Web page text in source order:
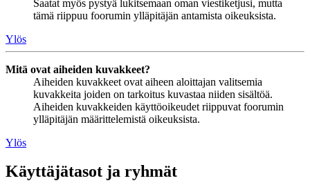
Saatat myös pystyä lukitsemaan oman viestiketjusi, mutta
tämä riippuu foorumin ylläpitäjän antamista oikeuksista.
Ylös
Mitä ovat aiheiden kuvakkeet?
Aiheiden kuvakkeet ovat aiheen aloittajan valitsemia
kuvakkeita joiden on tarkoitus kuvastaa niiden sisältöä.
Aiheiden kuvakkeiden käyttöoikeudet riippuvat foorumin
ylläpitäjän määrittelemistä oikeuksista.
Ylös
Käyttäjätasot ja ryhmät